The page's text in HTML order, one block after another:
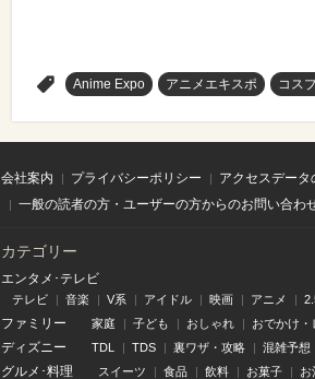
Anime Expo アニメエキスポ コス
会社案内 プライバシーポリシー
アクセスデー
一般の読者の方・ユーザーの方からのお問い合わ
カテゴリー
エンタメ･テレビ
テレビ 音楽 V系 アイドル 映画 アニメ
ファミリー 家庭 子ども おしゃれ おでかけ・
ディズニー TDL TDS 裏ワザ・攻略 混雑予想
グルメ･料理 スイーツ 食品 飲料 お菓子 お